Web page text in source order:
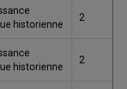
historienne
2
historienne
2